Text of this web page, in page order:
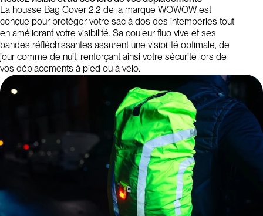
La housse Bag Cover 2.2 de la marque WOWOW est
conçue pour protéger votre sac à dos des intempéries tout
en améliorant votre visibilité. Sa couleur fluo vive et ses
bandes réfléchissantes assurent une visibilité optimale, de
jour comme de nuit, renforçant ainsi votre sécurité lors de
vos déplacements à pied ou à vélo.